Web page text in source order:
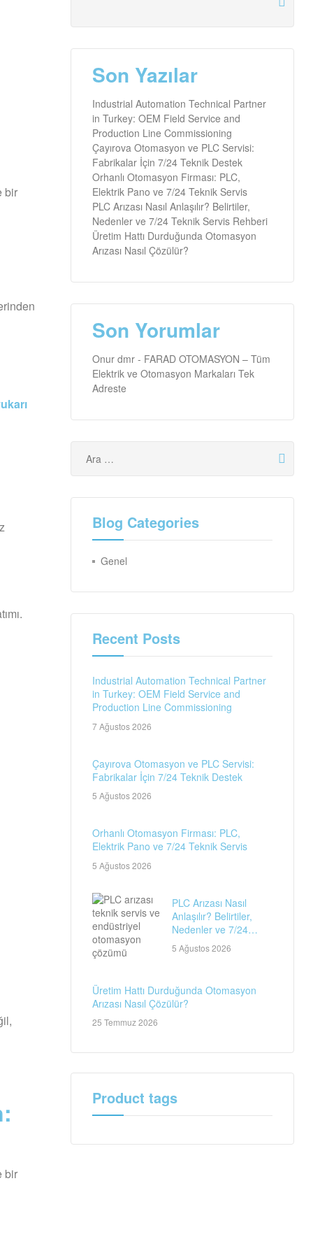
bir
bir
Son Yazılar
Industrial Automation Technical Partner
in Turkey: OEM Field Service and
Production Line Commissioning
Çayırova Otomasyon ve PLC Servisi:
Fabrikalar İçin 7/24 Teknik Destek
Orhanlı Otomasyon Firması: PLC,
Elektrik Pano ve 7/24 Teknik Servis
PLC Arızası Nasıl Anlaşılır? Belirtiler,
Nedenler ve 7/24 Teknik Servis Rehberi
Üretim Hattı Durduğunda Otomasyon
Arızası Nasıl Çözülür?
Son Yorumlar
Onur dmr - FARAD OTOMASYON – Tüm
Elektrik ve Otomasyon Markaları Tek
Adreste
Blog Categories
Genel
Recent Posts
Industrial Automation Technical Partner
in Turkey: OEM Field Service and
Production Line Commissioning
7 Ağustos 2026
Çayırova Otomasyon ve PLC Servisi:
Fabrikalar İçin 7/24 Teknik Destek
5 Ağustos 2026
Orhanlı Otomasyon Firması: PLC,
Elektrik Pano ve 7/24 Teknik Servis
5 Ağustos 2026
PLC Arızası Nasıl
Anlaşılır? Belirtiler,
Nedenler ve 7/24
Teknik Servis Rehberi
5 Ağustos 2026
Üretim Hattı Durduğunda Otomasyon
Arızası Nasıl Çözülür?
25 Temmuz 2026
Product tags